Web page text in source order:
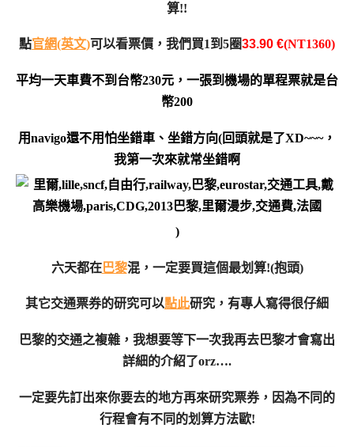
算!!
點官網(英文)可以看票價，我們買1到5圈33.90 €(NT1360)
平均一天車費不到台幣230元，一張到機場的單程票就是台
幣200
用navigo還不用怕坐錯車、坐錯方向(回頭就是了XD~~~，
我第一次來就常坐錯啊
)
六天都在巴黎混，一定要買這個最划算!(抱頭)
其它交通票券的研究可以點此研究，有專人寫得很仔細
巴黎的交通之複雜，我想要等下一次我再去巴黎才會寫出
詳細的介紹了orz….
一定要先訂出來你要去的地方再來研究票券，因為不同的
行程會有不同的划算方法歐!